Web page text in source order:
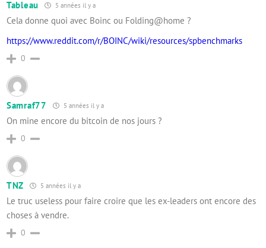
Tableau 5 années il y a
Cela donne quoi avec Boinc ou Folding@home ?
https://www.reddit.com/r/BOINC/wiki/resources/spbenchmarks
0
Samraf77 5 années il y a
On mine encore du bitcoin de nos jours ?
0
TNZ 5 années il y a
Le truc useless pour faire croire que les ex-leaders ont encore des
choses à vendre.
0